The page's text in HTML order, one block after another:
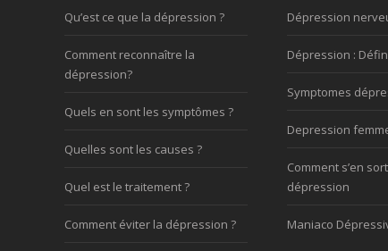
Qu’est ce que la dépression ?
Comment reconnaître la
dépression?
Quels en sont les symptômes ?
Quelles sont les causes ?
Quel est le traitement ?
Comment éviter la dépression ?
Dépression
Dépression :
Symptomes
Depression
Comment s’en
dépression
Maniaco